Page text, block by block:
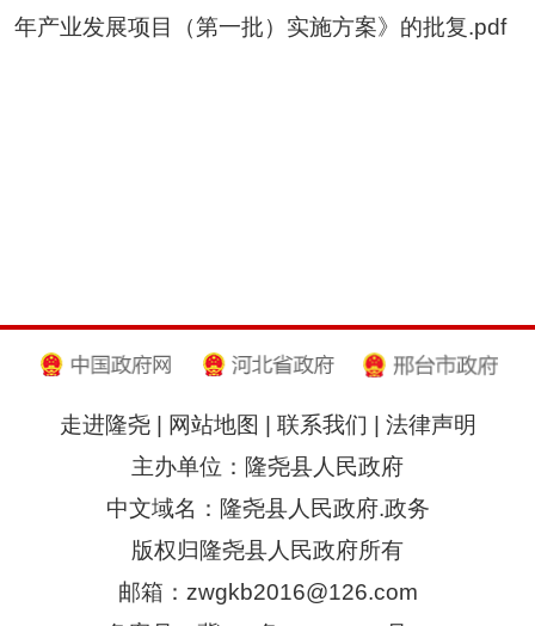
年产业发展项目（第一批）实施方案》的批复.pdf
走进隆尧| 网站地图 联系我们
法律声明
主办单位：隆尧县人民政府
中文域名：隆尧县人民政府.政务
版权归隆尧县人民政府所有
邮箱：zwgkb2016@126.com